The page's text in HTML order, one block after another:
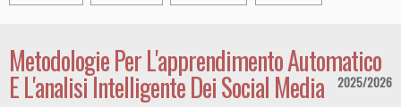
Metodologie Per L'apprendimento Automatico
E L'analisi Intelligente Dei Social Media 2025/2026